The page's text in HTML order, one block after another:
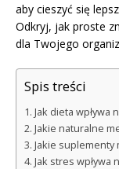
aby cieszyć się
Odkryj, jak proste
dla Twojego
Spis treści
Jak dieta wpływa
Jakie naturalne
Jakie suplementy
Jak stres wpływa